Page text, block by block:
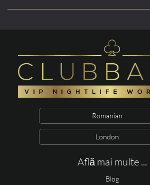
Romanian
London
Află mai multe ...
Blog